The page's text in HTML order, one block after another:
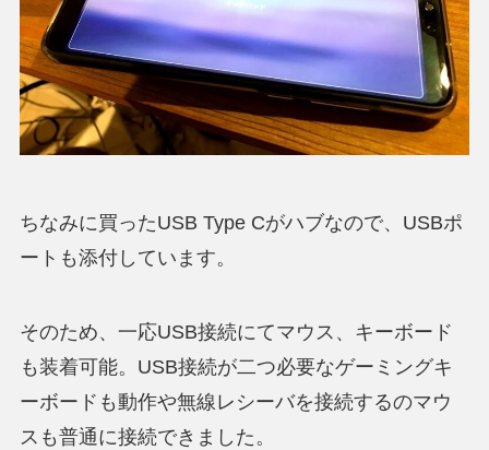
ちなみに買ったUSB Type Cがハブなので、USBポ
ートも添付しています。
そのため、一応USB接続にてマウス、キーボード
も装着可能。USB接続が二つ必要なゲーミングキ
ーボードも動作や無線レシーバを接続するのマウ
スも普通に接続できました。